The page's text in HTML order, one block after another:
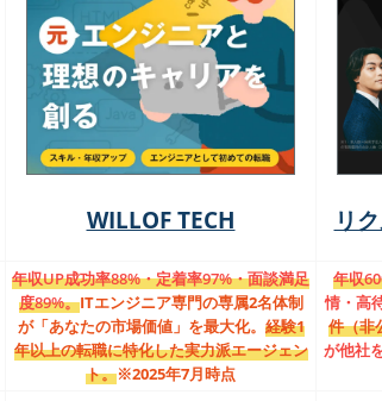
WILLOF TECH リ
年収UP成功率88%・定着率97%・面談満足
度89%。ITエンジニア専門の専属2名体制
が「あなたの市場価値」を最大化。 経験1
年以上の転職に特化した実力派エージェン
ト。※2025年7月時点
年収
情・高
件（非
が他社